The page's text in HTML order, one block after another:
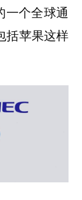
一个全球通
括苹果这样